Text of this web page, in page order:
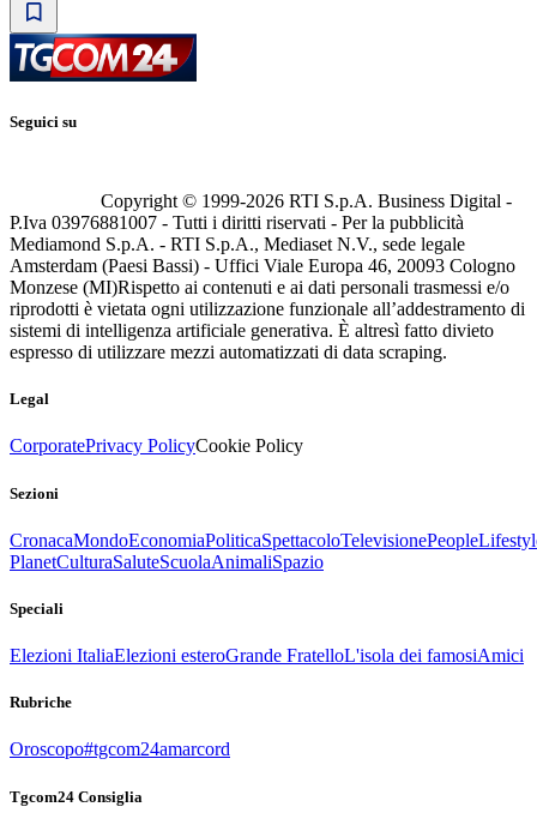
Seguici su
Copyright © 1999-2026 RTI S.p.A. Business Digital -
P.Iva 03976881007 - Tutti i diritti riservati - Per la pubblicità
Mediamond S.p.A. - RTI S.p.A., Mediaset N.V., sede legale
Amsterdam (Paesi Bassi) - Uffici Viale Europa 46, 20093 Cologno
Monzese (MI)Rispetto ai contenuti e ai dati personali trasmessi e/o
riprodotti è vietata ogni utilizzazione funzionale all’addestramento di
sistemi di intelligenza artificiale generativa. È altresì fatto divieto
espresso di utilizzare mezzi automatizzati di data scraping.
Legal
CorporatePrivacy PolicyCookie Policy
Sezioni
CronacaMondoEconomiaPoliticaSpettacoloTelevisionePeople
PlanetCulturaSaluteScuolaAnimaliSpazio
Speciali
Elezioni ItaliaElezioni esteroGrande FratelloL'isola dei famosiAmici
Rubriche
Oroscopo#tgcom24amarcord
Tgcom24 Consiglia